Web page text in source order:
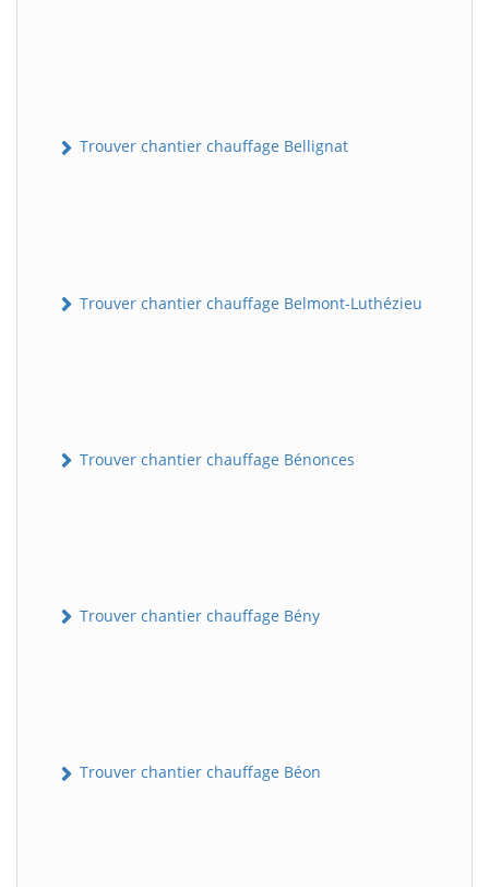
Trouver chantier chauffage Bellignat
Trouver chantier chauffage Belmont-Luthézieu
Trouver chantier chauffage Bénonces
Trouver chantier chauffage Bény
Trouver chantier chauffage Béon